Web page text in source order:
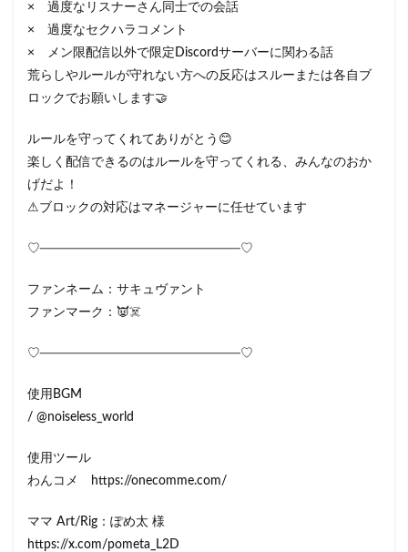
× 過度なリスナーさん同士での会話
× 過度なセクハラコメント
× メン限配信以外で限定Discordサーバーに関わる話
荒らしやルールが守れない方への反応はスルーまたは各自ブ
ロックでお願いします🤝
ルールを守ってくれてありがとう😊
楽しく配信できるのはルールを守ってくれる、みんなのおか
げだよ！
⚠ブロックの対応はマネージャーに任せています
♡────────────────────♡
ファンネーム：サキュヴァント
ファンマーク：👿☠️
♡────────────────────♡
使用BGM
/ @noiseless_world
使用ツール
わんコメ https://onecomme.com/
ママ Art/Rig：ぽめ太 様
https://x.com/pometa_L2D